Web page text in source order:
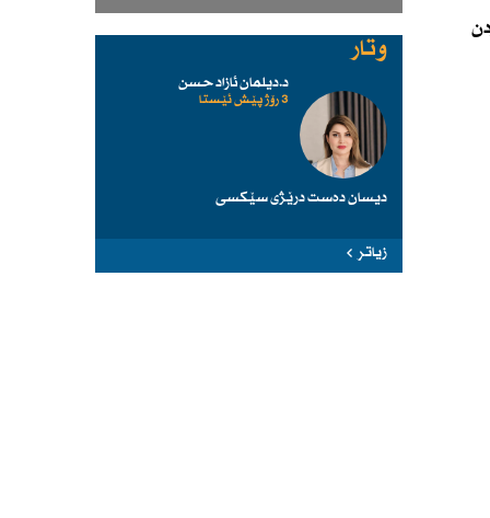
وتار
د.دیلمان ئازاد حسن
3 رۆژ پێش ئێستا
دیسان دەست درێژی سێكسی
زیاتر